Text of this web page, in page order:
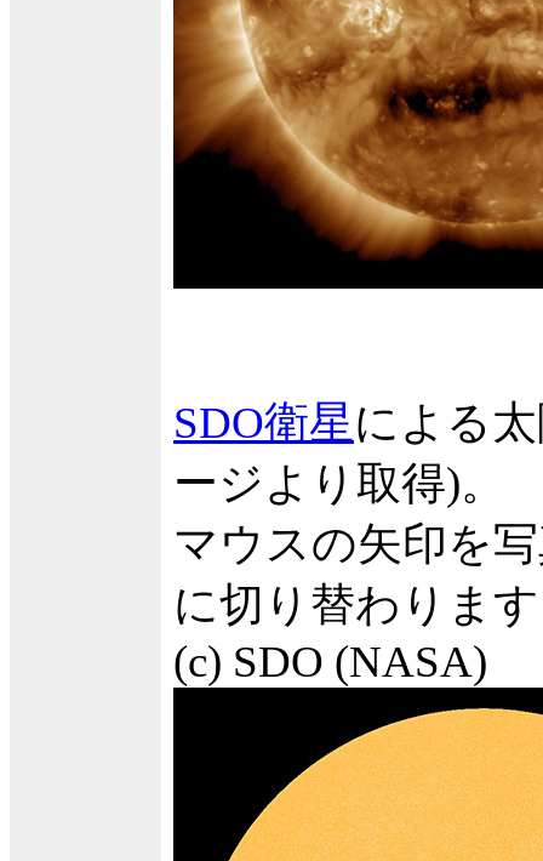
SDO衛星による
ージより取得)。
マウスの矢印を
に切り替わりま
(c) SDO (NASA)